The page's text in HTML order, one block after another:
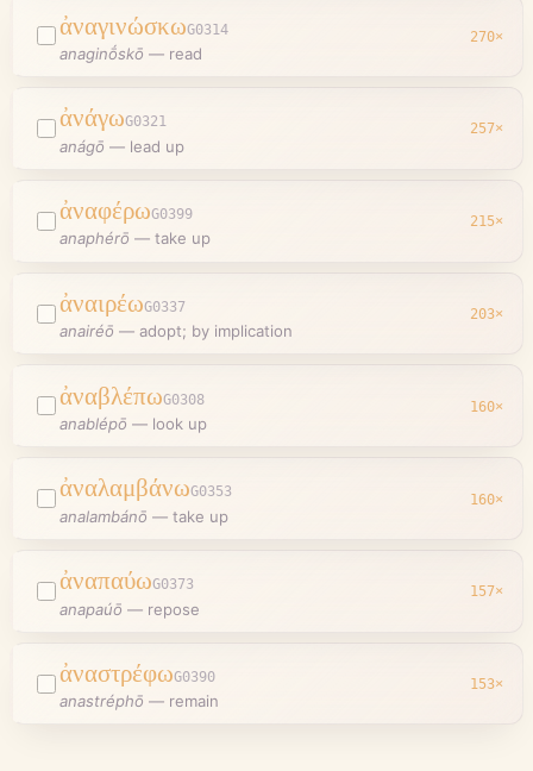
ἀναγινώσκωG0314
anaginṓskō — read
270×
ἀνάγωG0321
anágō — lead up
257×
ἀναφέρωG0399
anaphérō — take up
215×
ἀναιρέωG0337
anairéō — adopt; by implication
203×
ἀναβλέπωG0308
anablépō — look up
160×
ἀναλαμβάνωG0353
analambánō — take up
160×
ἀναπαύωG0373
anapaúō — repose
157×
ἀναστρέφωG0390
anastréphō — remain
153×